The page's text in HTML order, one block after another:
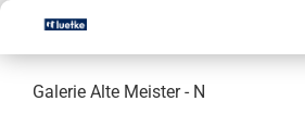
Galerie Alte Meister - N